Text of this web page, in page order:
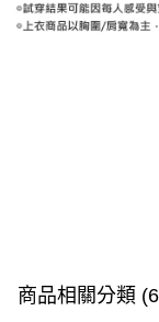
商品相關分類